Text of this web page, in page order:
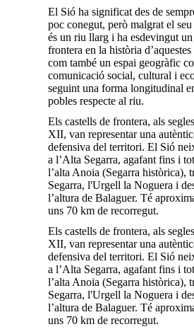
El Sió ha significat des de
poc conegut, però malgrat el
és un riu llarg i ha esdevingut un
frontera en la història d’aquestes
com també un espai geogràfic
comunicació social, cultural i
seguint una forma longitudinal
pobles respecte al riu.
Els castells de frontera, als
XII, van representar una
defensiva del territori. El Sió
a l’Alta Segarra, agafant fins i
l’alta Anoia (Segarra històrica),
Segarra, l'Urgell la Noguera i
l’altura de Balaguer. Té
uns 70 km de recorregut.
Els castells de frontera, als
XII, van representar una
defensiva del territori. El Sió
a l’Alta Segarra, agafant fins i
l’alta Anoia (Segarra històrica),
Segarra, l'Urgell la Noguera i
l’altura de Balaguer. Té
uns 70 km de recorregut.